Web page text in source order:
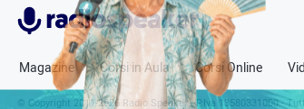
Radiospeaker.it
Magazine Corsi in Aula Corsi Online
© Copyright 2011-2026 Radio Speaker - P.Iva 13580331000-